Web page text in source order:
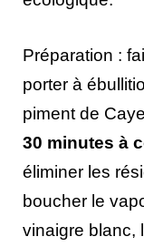
Préparation :
porter à
piment de
30 minutes à
éliminer les
boucher le
vinaigre blanc,